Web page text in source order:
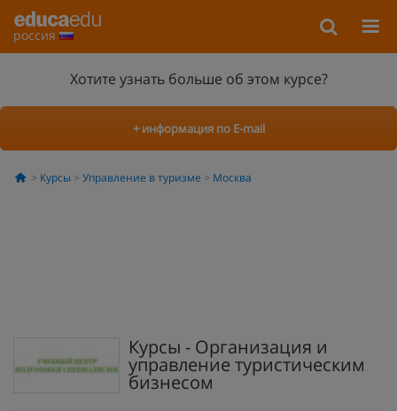
россия
Хотите узнать больше об этом курсе?
+ информация по E-mail
Курсы Управление в туризме Москва
Курсы - Организация и
управление туристическим
бизнесом